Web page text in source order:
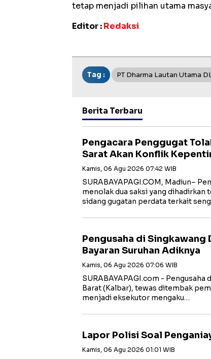
tetap menjadi pilihan utama
Editor :Redaksi
Tag : PT Dharma Lautan Utama
Berita Terbaru
Pengacara Penggugat
Sarat Akan Konflik
Kamis, 06 Agu 2026 07:42 WIB
‎‎SURABAYAPAGI.COM, Madiun–
menolak dua saksi yang dihadirkan
sidang gugatan perdata terkait
Pengusaha di Singkawang
Bayaran Suruhan Adiknya
Kamis, 06 Agu 2026 07:06 WIB
SURABAYAPAGI.com -
Barat (Kalbar), tewas ditembak
menjadi eksekutor mengaku…
Lapor Polisi Soal
Kamis, 06 Agu 2026 01:01 WIB